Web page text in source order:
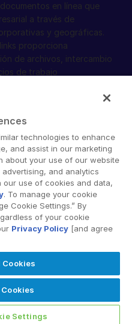
en línea que
a través de
y geográficas.
proporciona
de archivos, intercambio
de trabajo
technologies to enhance
and assist in our marketing
about your use of our website
and analytics
our use of cookies and data,
. To manage your cookie
Cookie Settings.” By
of your cookie
Privacy Policy [and agree
Cookies
Settings